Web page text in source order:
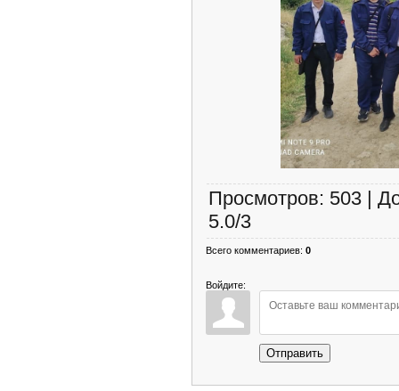
Просмотров: 503 |
5.0/3
Всего комментариев: 0
Войдите:
Отправить